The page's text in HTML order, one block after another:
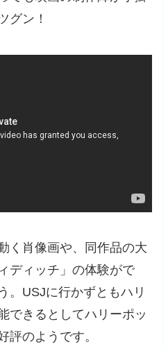
グン！
く肖像画や、同作品の大
ディッチ」の体験がで
。USJに行かずともハリ
できるとしてハリーポッ
評のようです。